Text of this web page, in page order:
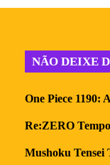
NÃO DEIXE
One Piece 1190:
Re:ZERO
Mushoku Tensei